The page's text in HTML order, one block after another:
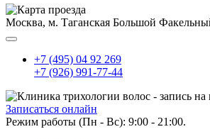
Москва, м. Таганская Большой
+7 (495) 04 92 269
+7 (926) 991-77-44
Записаться онлайн
Режим работы (Пн - Вс): 9:00 - 21:00.